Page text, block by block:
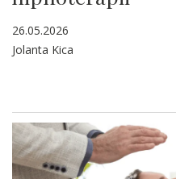
26.05.2026
Jolanta Kica